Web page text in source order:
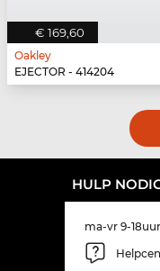
€ 169,60
Oakley
EJECTOR - 414204
HULP
ma-vr 9-18uur